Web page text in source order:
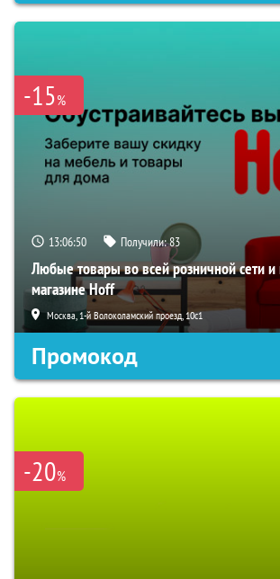
-15%
13:06:49 Получили:83
Любые товары во всей розничной сети и
магазине Hoff
Москва, 1-й Волоколамский проезд, 10с1
Промокод
-20%